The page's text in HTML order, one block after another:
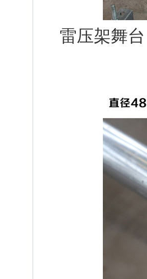
雷压架舞